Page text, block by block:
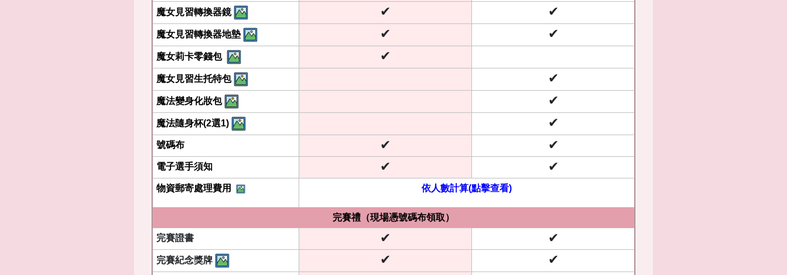
魔女見習轉換器鏡 ✔ ✔
魔女見習轉換器地墊 ✔ ✔
魔女莉卡零錢包 ✔
魔女見習生托特包 ✔
魔法變身化妝包 ✔
魔法隨身杯(2選1) ✔
號碼布 ✔ ✔
電子選手須知 ✔ ✔
物資郵寄處理費用 依人數計算(點擊查看)
完賽禮（現場憑號碼布領取）
完賽證書 ✔ ✔
完賽紀念獎牌 ✔
✔